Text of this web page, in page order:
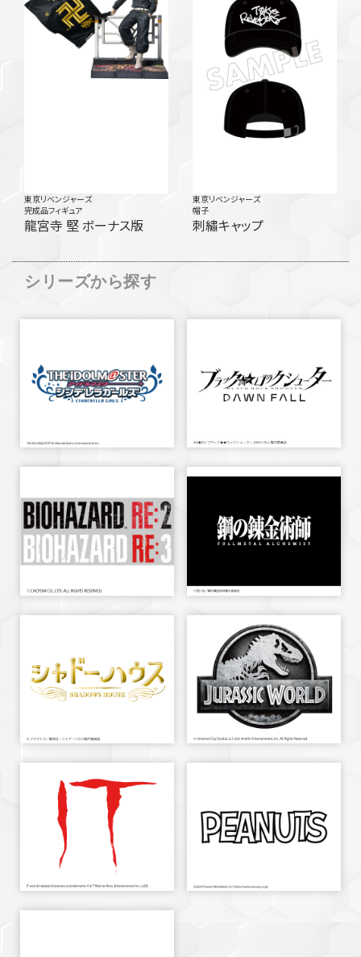
東京リベンジャーズ
完成品フィギュア
龍宮寺 堅 ボーナス版
東京リベンジャーズ
帽子
刺繡キャップ
シリーズから探す